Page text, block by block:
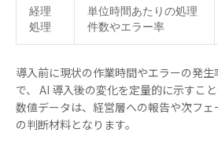
経理
処理
単位時間あたりの処理
件数やエラー率
導入前に現状の作業時間やエラーの発
で、 AI 導入後の変化を定量的に示すこ
数値データは、経営層への報告や次フ
の判断材料となります。